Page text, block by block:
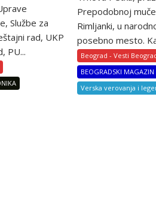
Službe za
rad, UKP
PU...
Prepodobnoj
Rimljanki, u
posebno mesto.
Beograd - Vesti
BEOGRADSKI MAGAZIN
Verska verovanja i